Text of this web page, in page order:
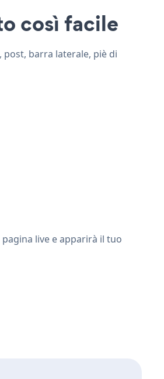
così facile
post, barra laterale, piè di
live e apparirà il tuo